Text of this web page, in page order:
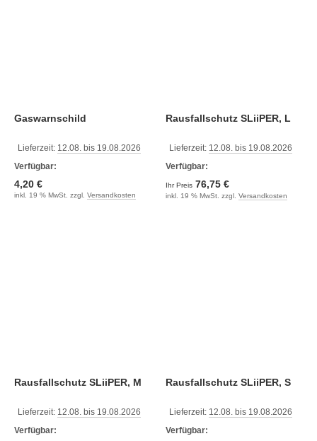
Gaswarnschild
Lieferzeit: 12.08. bis 19.08.2026
Verfügbar:
4,20 €
inkl. 19 % MwSt. zzgl. Versandkosten
Rausfallschutz SLiiPER, L
Lieferzeit: 12.08. bis 19.08.2026
Verfügbar:
Ihr Preis 76,75 €
inkl. 19 % MwSt. zzgl. Versandkosten
Rausfallschutz SLiiPER, M
Lieferzeit: 12.08. bis 19.08.2026
Verfügbar:
Rausfallschutz SLiiPER, S
Lieferzeit: 12.08. bis 19.08.2026
Verfügbar: